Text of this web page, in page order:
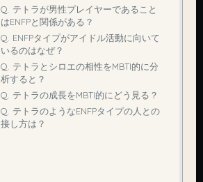
Q. テトラが男性プレイヤーであること
はENFPと関係がある？
Q. ENFPタイプがアイドル活動に向いて
いるのはなぜ？
Q. テトラとシロエの相性をMBTI的に分
析すると？
Q. テトラの成長をMBTI的にどう見る？
Q. テトラのようなENFPタイプの人との
接し方は？